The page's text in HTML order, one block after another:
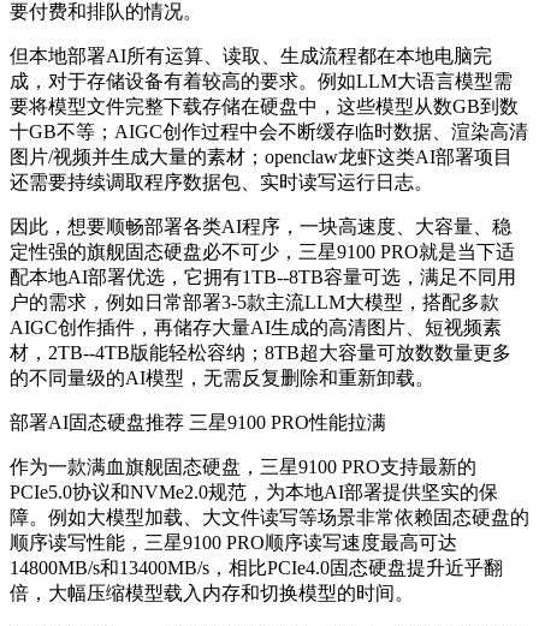
要付费和排队的情况。
但本地部署AI所有运算、读取、生成流程都在本地电脑完
成，对于存储设备有着较高的要求。例如LLM大语言模型需
要将模型文件完整下载存储在硬盘中，这些模型从数GB到数
十GB不等；AIGC创作过程中会不断缓存临时数据、渲染高清
图片/视频并生成大量的素材；openclaw龙虾这类AI部署项目
还需要持续调取程序数据包、实时读写运行日志。
因此，想要顺畅部署各类AI程序，一块高速度、大容量、稳
定性强的旗舰固态硬盘必不可少，三星9100 PRO就是当下适
配本地AI部署优选，它拥有1TB--8TB容量可选，满足不同用
户的需求，例如日常部署3-5款主流LLM大模型，搭配多款
AIGC创作插件，再储存大量AI生成的高清图片、短视频素
材，2TB--4TB版能轻松容纳；8TB超大容量可放数数量更多
的不同量级的AI模型，无需反复删除和重新卸载。
部署AI固态硬盘推荐 三星9100 PRO性能拉满
作为一款满血旗舰固态硬盘，三星9100 PRO支持最新的
PCIe5.0协议和NVMe2.0规范，为本地AI部署提供坚实的保
障。例如大模型加载、大文件读写等场景非常依赖固态硬盘的
顺序读写性能，三星9100 PRO顺序读写速度最高可达
14800MB/s和13400MB/s，相比PCIe4.0固态硬盘提升近乎翻
倍，大幅压缩模型载入内存和切换模型的时间。